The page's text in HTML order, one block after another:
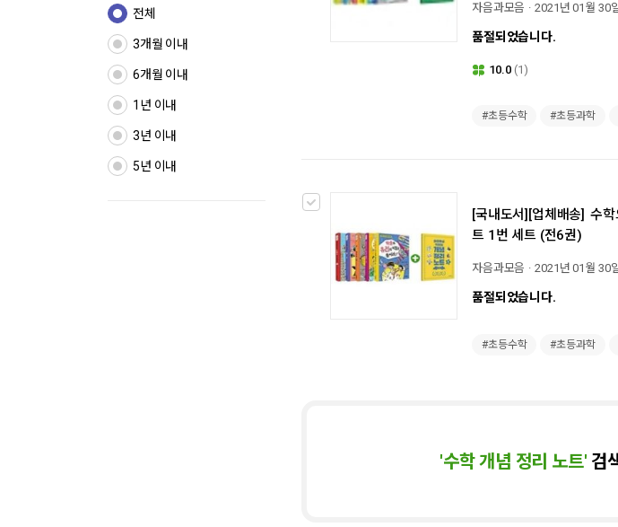
전체
3개월 이내
6개월 이내
1년 이내
3년 이내
5년 이내
자음과모음
2021년 01월 30
품절되었습니다.
10.0 (1)
#초등수학 #초등과학
[국내도서][업체배송] 수
트 1번 세트 (전6권)
자음과모음 2021년 01월 30
품절되었습니다.
#초등수학 #초등과학
'수학 개념 정리 노트' 검